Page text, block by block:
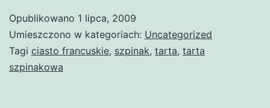
Opublikowano 1 lipca, 2009
Umieszczono w kategoriach: Uncategorized
Tagi ciasto francuskie, szpinak, tarta, tarta
szpinakowa